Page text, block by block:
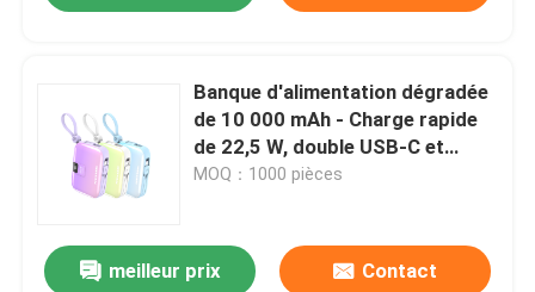
Banque d'alimentation dégradée
de 10 000 mAh - Charge rapide
de 22,5 W, double USB-C et
Lightning, 3 couleurs
MOQ：1000 pièces
meilleur prix Contact